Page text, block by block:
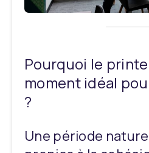
Pourquoi le
moment idéal
?
Une période